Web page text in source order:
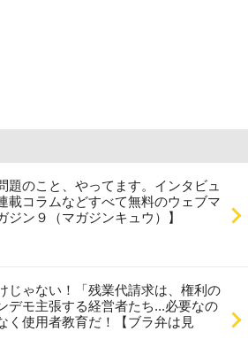
題のこと、やってます。インタビュ
載コラムなどすべて無料のウェブマ
ジン９（マガジンキュウ）】
じゃない！「残業代請求は、権利の
デモ主張する経営者たち...必要なの
く使用者教育だ！【ブラ弁は見